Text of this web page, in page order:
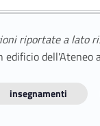
riportate a lato
edificio
insegnamenti